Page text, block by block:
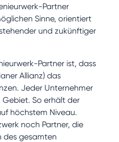
Partner
Sinne, orientiert
und zukünftiger
Partner ist, dass
Allianz) das
Jeder Unternehmer
Gebiet. So erhält der
höchstem Niveau.
noch Partner, die
des gesamten